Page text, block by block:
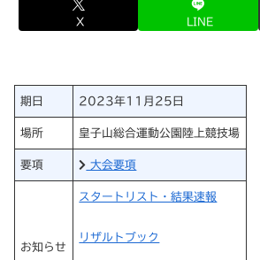
X LINE
期日 2023年11月25日
場所 皇子山総合運動公園陸上競技場
要項 大会要項
お知らせ
スタートリスト・結果速報
リザルトブック